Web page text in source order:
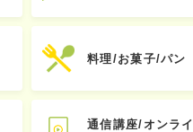
料理/お菓子/パン
通信講座/オンライ